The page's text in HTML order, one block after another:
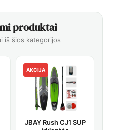
produktai
iš šios kategorijos
AKCIJA
JBAY Rush CJ1 SUP